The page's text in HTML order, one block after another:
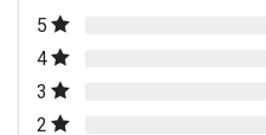
5
4
3
2